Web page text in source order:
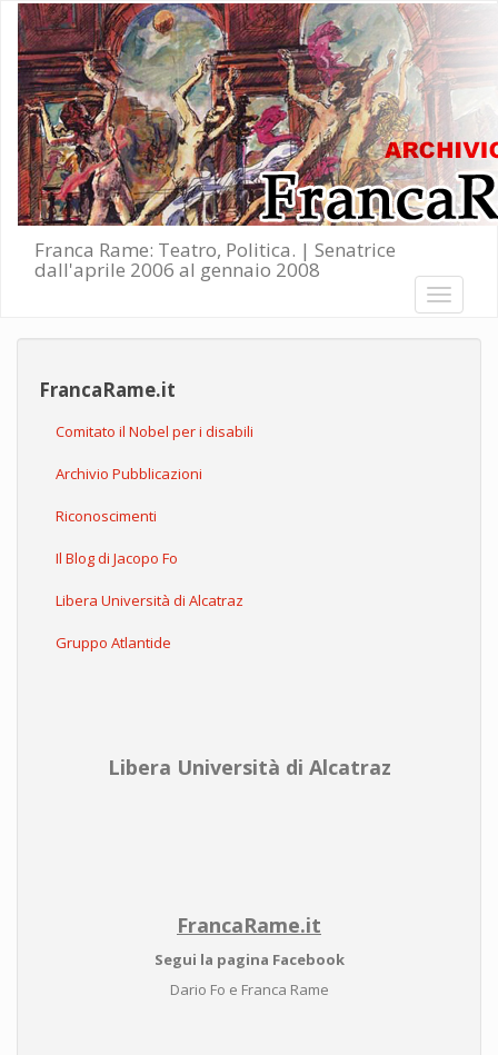
Salta al contenuto principale
Franca Rame: Teatro, Politica. | Senatrice
dall'aprile 2006 al gennaio 2008
Toggle
FrancaRame.it
Comitato il Nobel per i disabili
Archivio Pubblicazioni
Riconoscimenti
Il Blog di Jacopo Fo
Libera Università di Alcatraz
Gruppo Atlantide
Libera Università di Alcatraz
FrancaRame.it
Segui la pagina Facebook
Dario Fo e Franca Rame